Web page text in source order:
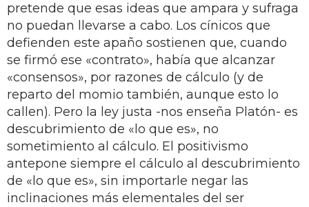
pretende que esas ideas que ampara y sufraga
no puedan llevarse a cabo. Los cínicos que
defienden este apaño sostienen que, cuando
se firmó ese «contrato», había que alcanzar
«consensos», por razones de cálculo (y de
reparto del momio también, aunque esto lo
callen). Pero la ley justa -nos enseña Platón- es
descubrimiento de «lo que es», no
sometimiento al cálculo. El positivismo
antepone siempre el cálculo al descubrimiento
de «lo que es», sin importarle negar las
inclinaciones más elementales del ser